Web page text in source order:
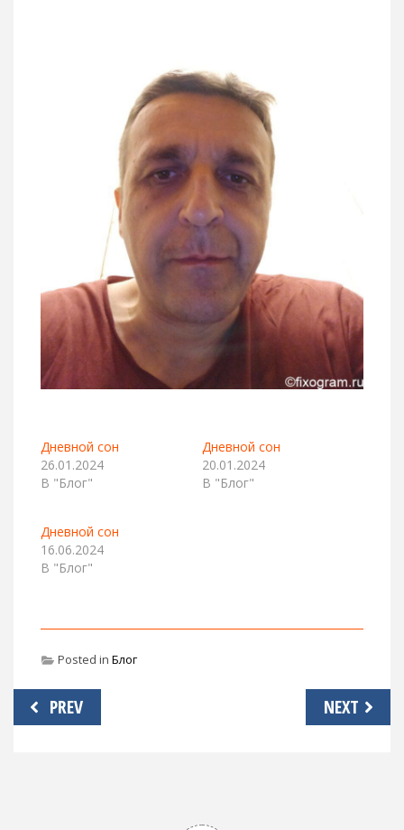
Дневной сон
26.01.2024
В "Блог"
Дневной сон
20.01.2024
В "Блог"
Дневной сон
16.06.2024
В "Блог"
Posted in Блог
Навигация
по
PREV NEXT